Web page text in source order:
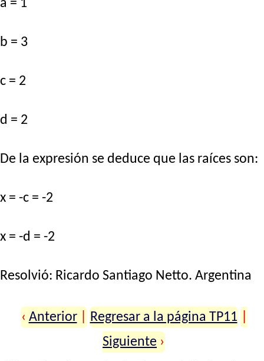
a = 1
b = 3
c = 2
d = 2
De la expresión se deduce que las raíces son:
x = -c = -2
x = -d = -2
Resolvió: Ricardo Santiago Netto. Argentina
‹ Anterior Regresar a la página TP11
Siguiente ›